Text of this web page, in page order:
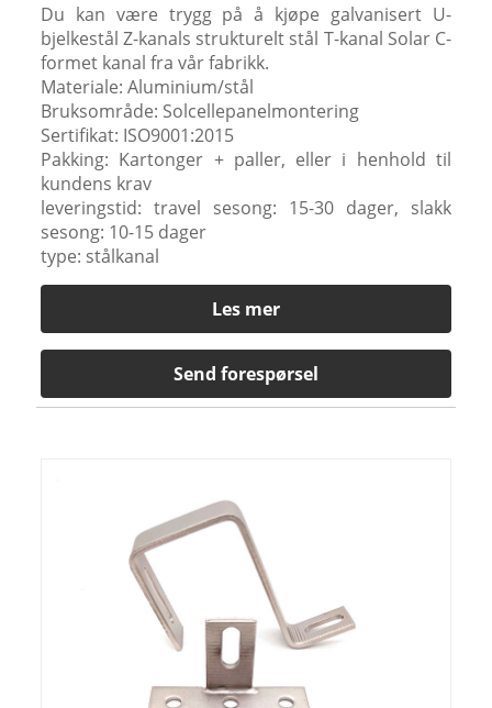
Du kan være trygg på å kjøpe galvanisert U-
bjelkestål Z-kanals strukturelt stål T-kanal Solar C-
formet kanal fra vår fabrikk.
Materiale: Aluminium/stål
Bruksområde: Solcellepanelmontering
Sertifikat: ISO9001:2015
Pakking: Kartonger + paller, eller i henhold til
kundens krav
leveringstid: travel sesong: 15-30 dager, slakk
sesong: 10-15 dager
type: stålkanal
Les mer
Send forespørsel